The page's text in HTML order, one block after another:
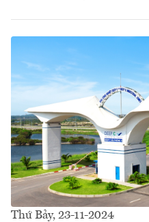
Thứ Bảy, 23-11-2024